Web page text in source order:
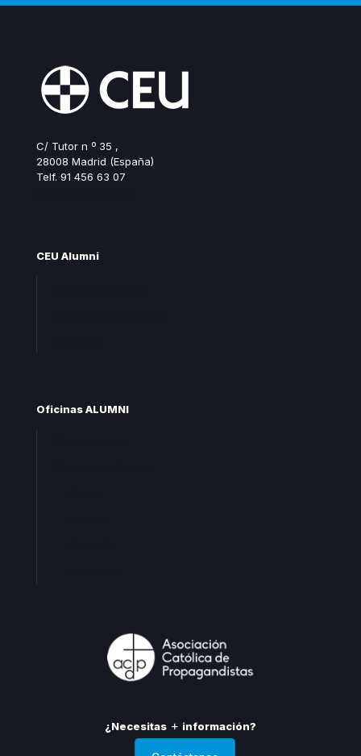
C/ Tutor n º 35 ,
28008 Madrid (España)
Telf. 91 456 63 07
CEU Alumni
Oficinas ALUMNI
¿Necesitas información?